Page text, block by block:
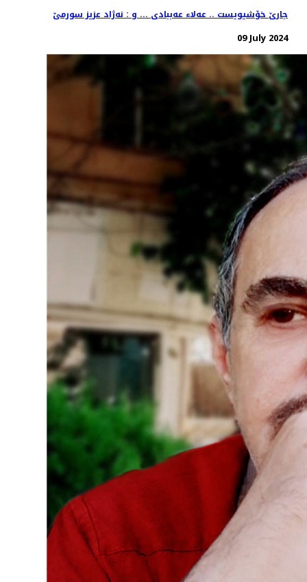
جارێ خۆشیویست .. عەلا‌ء عەببادی ... و : نه‌ژاد عزیز سورمێ
09 July 2024